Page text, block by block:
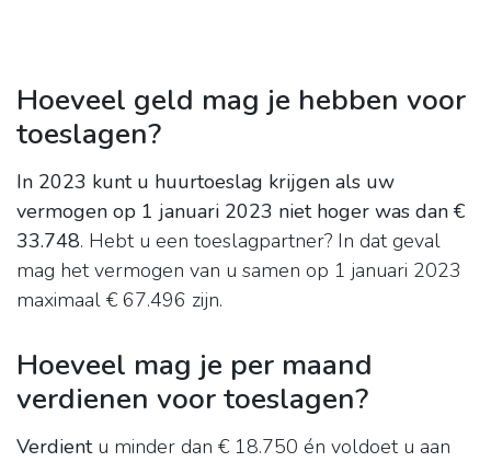
Hoeveel geld mag je hebben voor
toeslagen?
In 2023 kunt u huurtoeslag krijgen als uw
vermogen op 1 januari 2023 niet hoger was dan €
33.748. Hebt u een toeslagpartner? In dat geval
mag het vermogen van u samen op 1 januari 2023
maximaal € 67.496 zijn.
Hoeveel mag je per maand
verdienen voor toeslagen?
Verdientu minder dan € 18.750 én voldoet u aan